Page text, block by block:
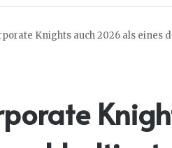
Knights auch 2026 als